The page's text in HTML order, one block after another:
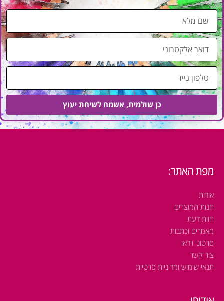
ש
ם
מ
ל
א
ד
ו
א
א
ל
ק
ט
ט
ל
פ
ן
נ
כן שולמית, אשמח לשיחת יעוץ
מפת האתר:
אודות
חנות המוצרים
חוות דעת
מאמרים וכתבות
סרטוני וידאו
צור קשר
תנאי שימוש ומדיניות פרטיות